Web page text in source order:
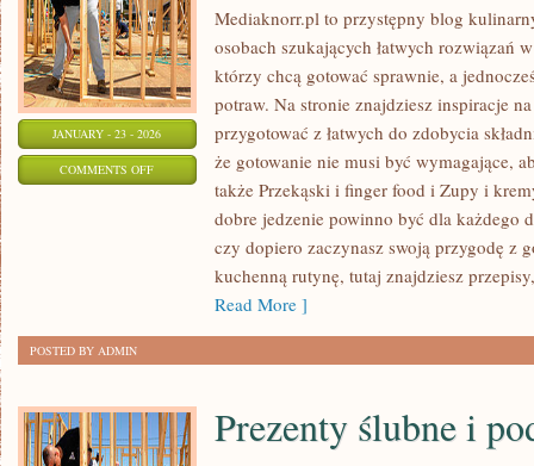
JANUARY - 23 - 2026
COMMENTS OFFON
PRODUKTÓW
SPOŻYWCZYCH
Mediaknorr.pl to przystępny blog
osobach szukających łatwych rozwiązań
którzy chcą gotować sprawnie, a
potraw. Na stronie znajdziesz inspiracje
przygotować z łatwych do zdobycia
że gotowanie nie musi być wymagające,
także Przekąski i finger food i Zupy i
dobre jedzenie powinno być dla każdego
czy dopiero zaczynasz swoją przygodę z
kuchenną rutynę, tutaj znajdziesz
Read More ]
POSTED BY ADMIN
Prezenty ślubne i